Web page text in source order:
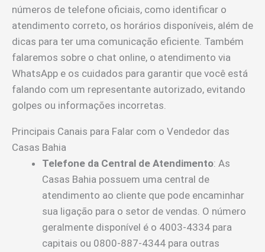
números de telefone oficiais, como identificar o
atendimento correto, os horários disponíveis, além de
dicas para ter uma comunicação eficiente. Também
falaremos sobre o chat online, o atendimento via
WhatsApp e os cuidados para garantir que você está
falando com um representante autorizado, evitando
golpes ou informações incorretas.
Principais Canais para Falar com o Vendedor das
Casas Bahia
Telefone da Central de Atendimento: As
Casas Bahia possuem uma central de
atendimento ao cliente que pode encaminhar
sua ligação para o setor de vendas. O número
geralmente disponível é o 4003-4334 para
capitais ou 0800-887-4344 para outras